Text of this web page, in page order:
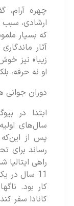
چهره آرام،
ارشادی، سبب شد
که بسیار ملموس
آثار ماندگاری
زیبا» نیز خوش
او نه حرفه، بلکه
دوران جوانی
ابتدا در
سال‌های اولیه
پس از این‌که
راهی ایتالیا شد.
11 سال در یک
کار بود. ناگهان
کانادا سفر کند و تا سال 1370 همانجا